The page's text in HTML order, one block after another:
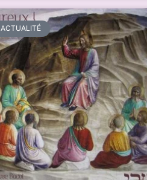
ACTUALITÉ